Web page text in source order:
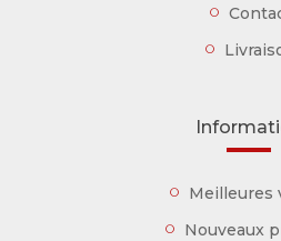
Meilleures
Nouveaux